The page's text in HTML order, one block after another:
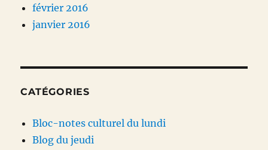
février 2016
janvier 2016
CATÉGORIES
Bloc-notes culturel du lundi
Blog du jeudi